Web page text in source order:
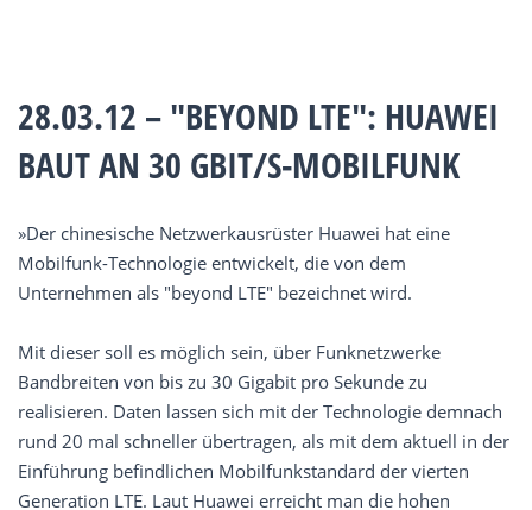
28.03.12 – "BEYOND LTE": HUAWEI
BAUT AN 30 GBIT/S-MOBILFUNK
»Der chinesische Netzwerkausrüster Huawei hat eine
Mobilfunk-Technologie entwickelt, die von dem
Unternehmen als "beyond LTE" bezeichnet wird.
Mit dieser soll es möglich sein, über Funknetzwerke
Bandbreiten von bis zu 30 Gigabit pro Sekunde zu
realisieren. Daten lassen sich mit der Technologie demnach
rund 20 mal schneller übertragen, als mit dem aktuell in der
Einführung befindlichen Mobilfunkstandard der vierten
Generation LTE. Laut Huawei erreicht man die hohen